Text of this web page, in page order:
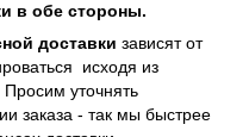
в обе стороны.
доставки зависят от
исходя из
Просим уточнять
заказа - так мы быстрее